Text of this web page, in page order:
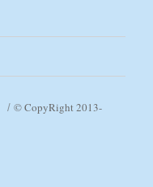
© CopyRight 2013-